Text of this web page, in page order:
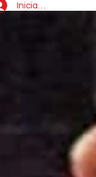
Iniciar sesión